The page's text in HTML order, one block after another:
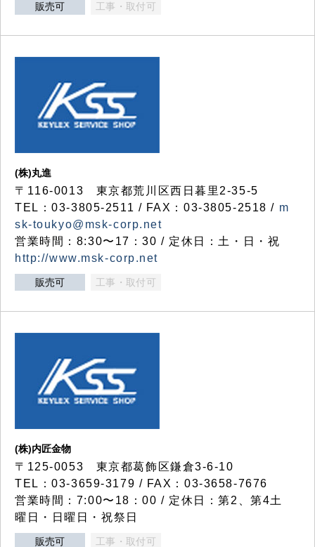
販売可 工事・取付可
(株)丸進
〒116-0013 東京都荒川区西日暮里2-35-5
TEL：03-3805-2511 / FAX：03-3805-2518 / m
sk-toukyo@msk-corp.net
営業時間：8:30〜17：30 / 定休日：土・日・祝
http://www.msk-corp.net
販売可 工事・取付可
(株)内匠金物
〒125-0053 東京都葛飾区鎌倉3-6-10
TEL：03-3659-3179 / FAX：03-3658-7676
営業時間：7:00〜18：00 / 定休日：第2、第4土
曜日・日曜日・祝祭日
販売可 工事・取付可